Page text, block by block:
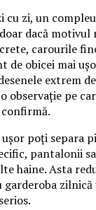
cu zi, un
dacă motivul
carourile
de obicei mai
extrem
observație pe
poți separa
pantalonii
haine. Asta